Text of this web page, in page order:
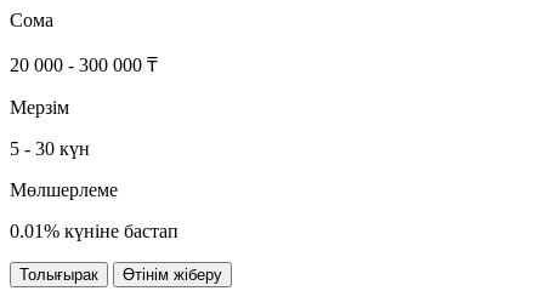
Сома
20 000 - 300 000 ₸
Мерзім
5 - 30 күн
Мөлшерлеме
0.01% күніне бастап
Толығырак Өтінім жіберу